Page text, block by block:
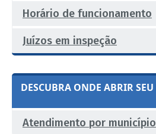
Horário de funcionamento
Juízos em inspeção
DESCUBRA ONDE ABRIR SEU
Atendimento por município